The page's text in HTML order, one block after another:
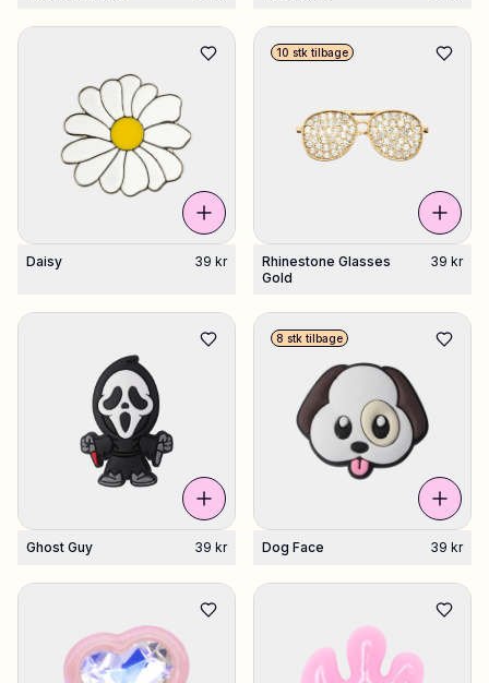
Daisy 39 kr
Rhinestone Glasses
Gold
39 kr
10 stk tilbage
Ghost Guy 39 kr Dog Face 39 kr
8 stk tilbage